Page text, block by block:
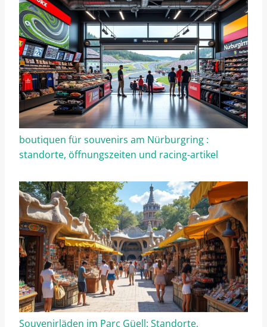
boutiquen für souvenirs am Nürburgring :
standorte, öffnungszeiten und racing-artikel
Souvenirläden im Parc Güell: Standorte,